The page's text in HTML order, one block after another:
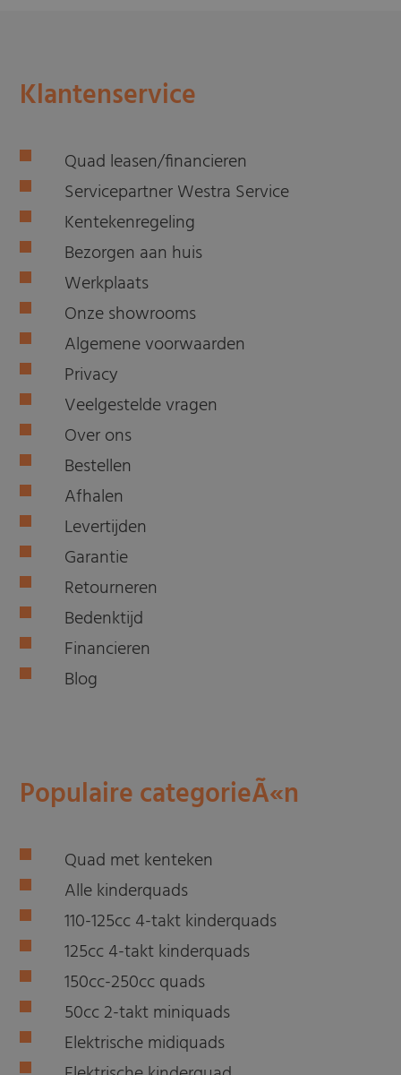
Klantenservice
Quad leasen/financieren
Servicepartner Westra Service
Kentekenregeling
Bezorgen aan huis
Werkplaats
Onze showrooms
Algemene voorwaarden
Privacy
Veelgestelde vragen
Over ons
Bestellen
Afhalen
Levertijden
Garantie
Retourneren
Bedenktijd
Financieren
Blog
Populaire categorieÃ«n
Quad met kenteken
Alle kinderquads
110-125cc 4-takt kinderquads
125cc 4-takt kinderquads
150cc-250cc quads
50cc 2-takt miniquads
Elektrische midiquads